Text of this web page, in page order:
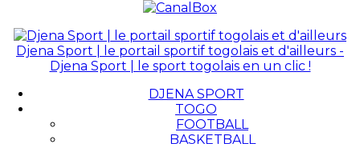
Djena Sport | le portail sportif togolais et d'ailleurs -
Djena Sport | le sport togolais en un clic !
DJENA SPORT
TOGO
FOOTBALL
BASKETBALL